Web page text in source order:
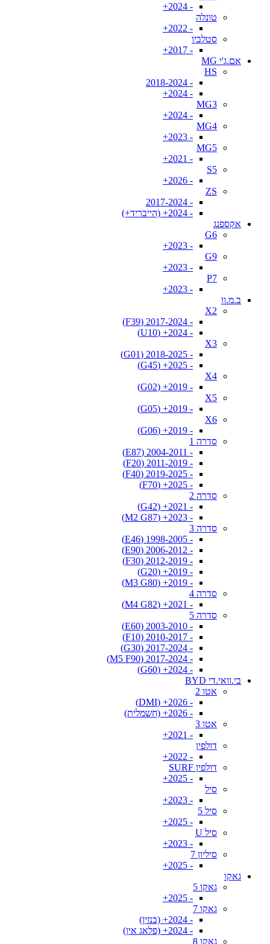
- 2024+
טונלה
- 2022+
סטלביו
- 2017+
אם.ג'י MG
HS
- 2018-2024
- 2024+
MG3
- 2024+
MG4
- 2023+
MG5
- 2021+
S5
- 2026+
ZS
- 2017-2024
- 2024+ (הייבריד+)
אקספנג
G6
- 2023+
G9
- 2023+
P7
- 2023+
ב.מ.וו
X2
- 2017-2024 (F39)
- 2024+ (U10)
X3
- 2018-2025 (G01)
- 2025+ (G45)
X4
- 2019+ (G02)
X5
- 2019+ (G05)
X6
- 2019+ (G06)
סדרה 1
- 2004-2011 (E87)
- 2011-2019 (F20)
- 2019-2025 (F40)
- 2025+ (F70)
סדרה 2
- 2021+ (G42)
- 2023+ (M2 G87)
סדרה 3
- 1998-2005 (E46)
- 2006-2012 (E90)
- 2012-2019 (F30)
- 2019+ (G20)
- 2019+ (M3 G80)
סדרה 4
- 2021+ (M4 G82)
סדרה 5
- 2003-2010 (E60)
- 2010-2017 (F10)
- 2017-2024 (G30)
- 2017-2024 (M5 F90)
- 2024+ (G60)
בי.וואי.די BYD
אטו 2
- 2026+ (DMI)
- 2026+ (חשמלית)
אטו 3
- 2021+
דולפין
- 2022+
דולפין SURF
- 2025+
סיל
- 2023+
סיל 5
- 2025+
סיל U
- 2023+
סיליון 7
- 2025+
גאקו
גאקו 5
- 2025+
גאקו 7
- 2024+ (בנזין)
- 2024+ (פלאג אין)
גאקו 8